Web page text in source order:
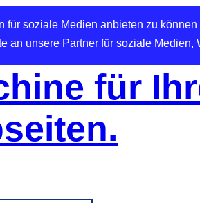
soziale Medien anbieten zu
an unsere Partner für soziale
für